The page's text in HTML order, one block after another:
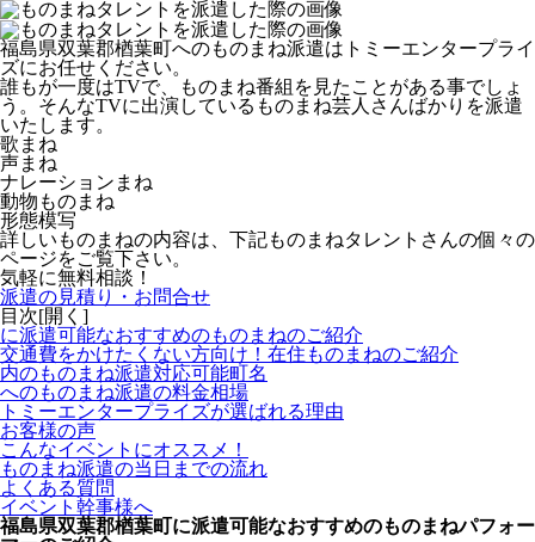
福島県双葉郡楢葉町へのものまね派遣はトミーエンタープライ
ズにお任せください。
誰もが一度はTVで、ものまね番組を見たことがある事でしょ
う。そんなTVに出演しているものまね芸人さんばかりを派遣
いたします。
歌まね
声まね
ナレーションまね
動物ものまね
形態模写
詳しいものまねの内容は、下記ものまねタレントさんの個々の
ページをご覧下さい。
気軽に無料相談！
派遣の見積り・お問合せ
目次[開く ]
に派遣可能なおすすめのものまねのご紹介
交通費をかけたくない方向け！在住ものまねのご紹介
内のものまね派遣対応可能町名
へのものまね派遣の料金相場
トミーエンタープライズが選ばれる理由
お客様の声
こんなイベントにオススメ！
ものまね派遣の当日までの流れ
よくある質問
イベント幹事様へ
福島県双葉郡楢葉町に派遣可能なおすすめのものまねパフォー